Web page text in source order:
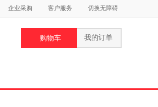
企业采购 客户服务 切换无障碍
购物车 我的订单